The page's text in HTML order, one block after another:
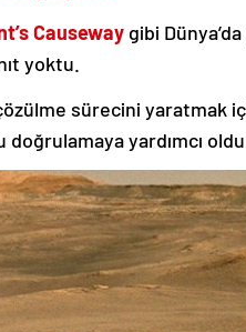
Causeway gibi
yoktu.
sürecini yaratmak
yardımcı